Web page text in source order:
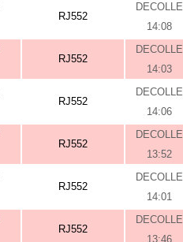
RJ552
DECOLLE
14:08
RJ552
DECOLLE
14:03
RJ552
DECOLLE
14:06
RJ552
DECOLLE
13:52
RJ552
DECOLLE
14:01
RJ552
DECOLLE
13:46